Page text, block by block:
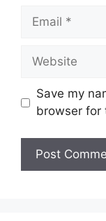
Email
Website
Save my
browser for